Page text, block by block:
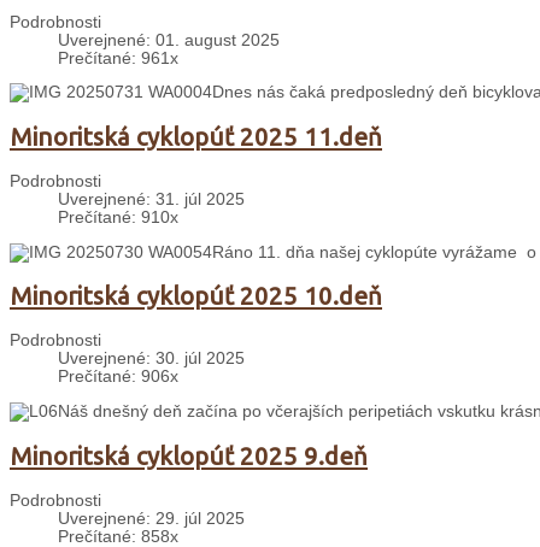
Podrobnosti
Uverejnené: 01. august 2025
Prečítané: 961x
Dnes nás čaká predposledný deň
Minoritská cyklopúť 2025 11.deň
Podrobnosti
Uverejnené: 31. júl 2025
Prečítané: 910x
Ráno 11. dňa našej cyklopúte vyrážame
Minoritská cyklopúť 2025 10.deň
Podrobnosti
Uverejnené: 30. júl 2025
Prečítané: 906x
Náš dnešný deň začína po včerajších peripetiách vskutku
Minoritská cyklopúť 2025 9.deň
Podrobnosti
Uverejnené: 29. júl 2025
Prečítané: 858x